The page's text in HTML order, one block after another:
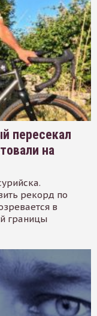
пересекал
на
рекорд по
в
границы